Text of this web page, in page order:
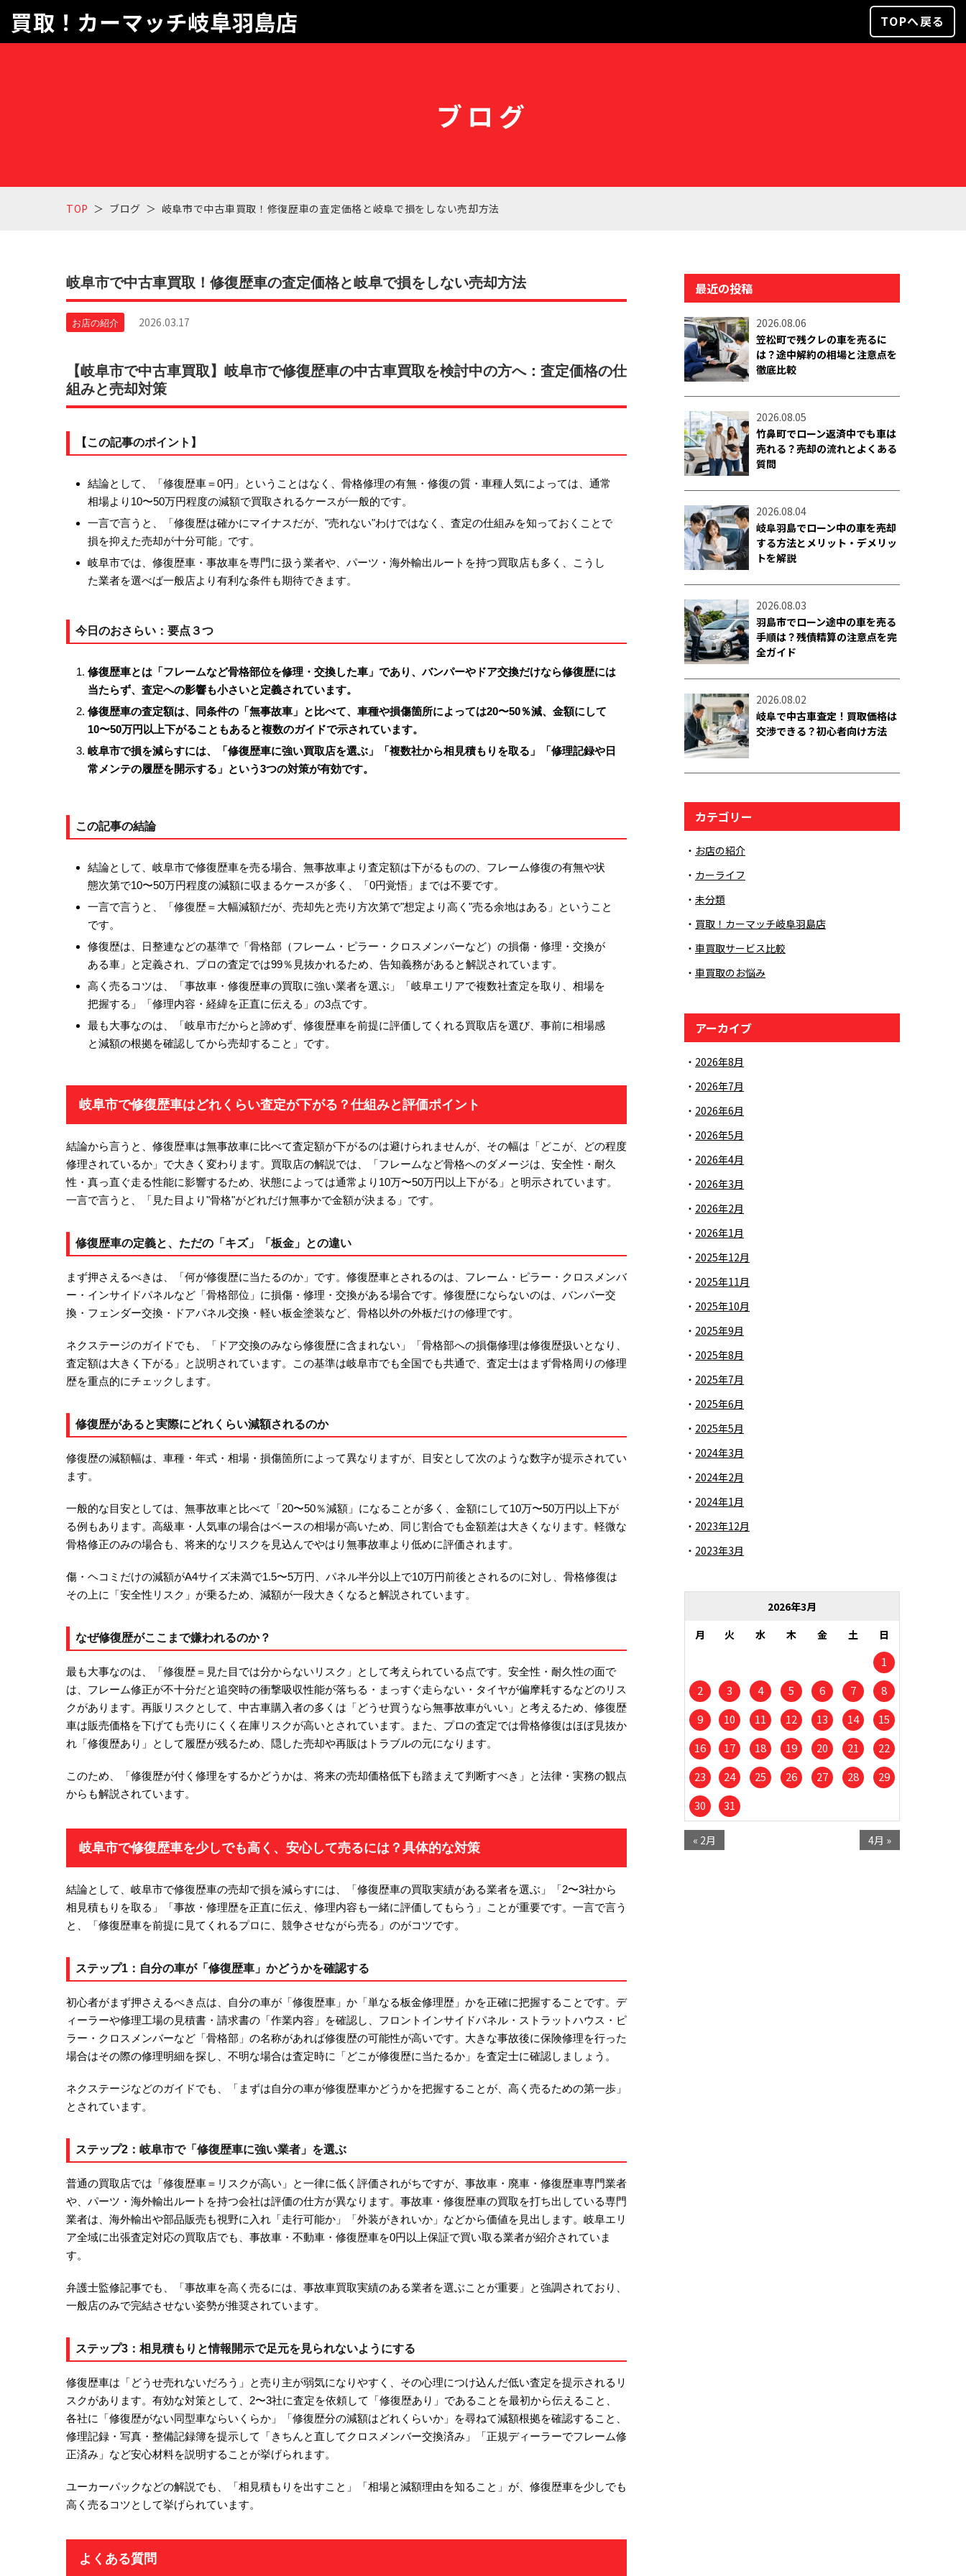
買取！カーマッチ岐阜羽島店 TOPへ戻る
ブログ
TOP ブログ 岐阜市で中古車買取！修復歴車の査定価格と岐阜で損をしない売却方法
岐阜市で中古車買取！修復歴車の査定価格と岐阜で損をしない売却方法
お店の紹介 2026.03.17
【岐阜市で中古車買取】岐阜市で修復歴車の中古車買取を検討中の方へ：査定価格の仕
組みと売却対策
【この記事のポイント】
結論として、「修復歴車＝0円」ということはなく、骨格修理の有無・修復の質・車種人気によっては、通常
相場より10〜50万円程度の減額で買取されるケースが一般的です。
一言で言うと、「修復歴は確かにマイナスだが、"売れない"わけではなく、査定の仕組みを知っておくことで
損を抑えた売却が十分可能」です。
岐阜市では、修復歴車・事故車を専門に扱う業者や、パーツ・海外輸出ルートを持つ買取店も多く、こうし
た業者を選べば一般店より有利な条件も期待できます。
今日のおさらい：要点３つ
修復歴車とは「フレームなど骨格部位を修理・交換した車」であり、バンパーやドア交換だけなら修復歴には
当たらず、査定への影響も小さいと定義されています。
修復歴車の査定額は、同条件の「無事故車」と比べて、車種や損傷箇所によっては20〜50％減、金額にして
10〜50万円以上下がることもあると複数のガイドで示されています。
岐阜市で損を減らすには、「修復歴車に強い買取店を選ぶ」「複数社から相見積もりを取る」「修理記録や日
常メンテの履歴を開示する」という3つの対策が有効です。
この記事の結論
結論として、岐阜市で修復歴車を売る場合、無事故車より査定額は下がるものの、フレーム修復の有無や状
態次第で10〜50万円程度の減額に収まるケースが多く、「0円覚悟」までは不要です。
一言で言うと、「修復歴＝大幅減額だが、売却先と売り方次第で"想定より高く"売る余地はある」ということ
です。
修復歴は、日整連などの基準で「骨格部（フレーム・ピラー・クロスメンバーなど）の損傷・修理・交換が
ある車」と定義され、プロの査定では99％見抜かれるため、告知義務があると解説されています。
高く売るコツは、「事故車・修復歴車の買取に強い業者を選ぶ」「岐阜エリアで複数社査定を取り、相場を
把握する」「修理内容・経緯を正直に伝える」の3点です。
最も大事なのは、「岐阜市だからと諦めず、修復歴車を前提に評価してくれる買取店を選び、事前に相場感
と減額の根拠を確認してから売却すること」です。
岐阜市で修復歴車はどれくらい査定が下がる？仕組みと評価ポイント
結論から言うと、修復歴車は無事故車に比べて査定額が下がるのは避けられませんが、その幅は「どこが、どの程度
修理されているか」で大きく変わります。買取店の解説では、「フレームなど骨格へのダメージは、安全性・耐久
性・真っ直ぐ走る性能に影響するため、状態によっては通常より10万〜50万円以上下がる」と明示されています。
一言で言うと、「見た目より"骨格"がどれだけ無事かで金額が決まる」です。
修復歴車の定義と、ただの「キズ」「板金」との違い
まず押さえるべきは、「何が修復歴に当たるのか」です。修復歴車とされるのは、フレーム・ピラー・クロスメンバ
ー・インサイドパネルなど「骨格部位」に損傷・修理・交換がある場合です。修復歴にならないのは、バンパー交
換・フェンダー交換・ドアパネル交換・軽い板金塗装など、骨格以外の外板だけの修理です。
ネクステージのガイドでも、「ドア交換のみなら修復歴に含まれない」「骨格部への損傷修理は修復歴扱いとなり、
査定額は大きく下がる」と説明されています。この基準は岐阜市でも全国でも共通で、査定士はまず骨格周りの修理
歴を重点的にチェックします。
修復歴があると実際にどれくらい減額されるのか
修復歴の減額幅は、車種・年式・相場・損傷箇所によって異なりますが、目安として次のような数字が提示されてい
ます。
一般的な目安としては、無事故車と比べて「20〜50％減額」になることが多く、金額にして10万〜50万円以上下が
る例もあります。高級車・人気車の場合はベースの相場が高いため、同じ割合でも金額差は大きくなります。軽微な
骨格修正のみの場合も、将来的なリスクを見込んでやはり無事故車より低めに評価されます。
傷・ヘコミだけの減額がA4サイズ未満で1.5〜5万円、パネル半分以上で10万円前後とされるのに対し、骨格修復は
その上に「安全性リスク」が乗るため、減額が一段大きくなると解説されています。
なぜ修復歴がここまで嫌われるのか？
最も大事なのは、「修復歴＝見た目では分からないリスク」として考えられている点です。安全性・耐久性の面で
は、フレーム修正が不十分だと追突時の衝撃吸収性能が落ちる・まっすぐ走らない・タイヤが偏摩耗するなどのリス
クがあります。再販リスクとして、中古車購入者の多くは「どうせ買うなら無事故車がいい」と考えるため、修復歴
車は販売価格を下げても売りにくく在庫リスクが高いとされています。また、プロの査定では骨格修復はほぼ見抜か
れ「修復歴あり」として履歴が残るため、隠した売却や再販はトラブルの元になります。
このため、「修復歴が付く修理をするかどうかは、将来の売却価格低下も踏まえて判断すべき」と法律・実務の観点
からも解説されています。
岐阜市で修復歴車を少しでも高く、安心して売るには？具体的な対策
結論として、岐阜市で修復歴車の売却で損を減らすには、「修復歴車の買取実績がある業者を選ぶ」「2〜3社から
相見積もりを取る」「事故・修理歴を正直に伝え、修理内容も一緒に評価してもらう」ことが重要です。一言で言う
と、「修復歴車を前提に見てくれるプロに、競争させながら売る」のがコツです。
ステップ1：自分の車が「修復歴車」かどうかを確認する
初心者がまず押さえるべき点は、自分の車が「修復歴車」か「単なる板金修理歴」かを正確に把握することです。デ
ィーラーや修理工場の見積書・請求書の「作業内容」を確認し、フロントインサイドパネル・ストラットハウス・ピ
ラー・クロスメンバーなど「骨格部」の名称があれば修復歴の可能性が高いです。大きな事故後に保険修理を行った
場合はその際の修理明細を探し、不明な場合は査定時に「どこが修復歴に当たるか」を査定士に確認しましょう。
ネクステージなどのガイドでも、「まずは自分の車が修復歴車かどうかを把握することが、高く売るための第一歩」
とされています。
ステップ2：岐阜市で「修復歴車に強い業者」を選ぶ
普通の買取店では「修復歴車＝リスクが高い」と一律に低く評価されがちですが、事故車・廃車・修復歴車専門業者
や、パーツ・海外輸出ルートを持つ会社は評価の仕方が異なります。事故車・修復歴車の買取を打ち出している専門
業者は、海外輸出や部品販売も視野に入れ「走行可能か」「外装がきれいか」などから価値を見出します。岐阜エリ
ア全域に出張査定対応の買取店でも、事故車・不動車・修復歴車を0円以上保証で買い取る業者が紹介されていま
す。
弁護士監修記事でも、「事故車を高く売るには、事故車買取実績のある業者を選ぶことが重要」と強調されており、
一般店のみで完結させない姿勢が推奨されています。
ステップ3：相見積もりと情報開示で足元を見られないようにする
修復歴車は「どうせ売れないだろう」と売り主が弱気になりやすく、その心理につけ込んだ低い査定を提示されるリ
スクがあります。有効な対策として、2〜3社に査定を依頼して「修復歴あり」であることを最初から伝えること、
各社に「修復歴がない同型車ならいくらか」「修復歴分の減額はどれくらいか」を尋ねて減額根拠を確認すること、
修理記録・写真・整備記録簿を提示して「きちんと直してクロスメンバー交換済み」「正規ディーラーでフレーム修
正済み」など安心材料を説明することが挙げられます。
ユーカーパックなどの解説でも、「相見積もりを出すこと」「相場と減額理由を知ること」が、修復歴車を少しでも
高く売るコツとして挙げられています。
よくある質問
最近の投稿
2026.08.06
笠松町で残クレの車を売るに
は？途中解約の相場と注意点を
徹底比較
2026.08.05
竹鼻町でローン返済中でも車は
売れる？売却の流れとよくある
質問
2026.08.04
岐阜羽島でローン中の車を売却
する方法とメリット・デメリッ
トを解説
2026.08.03
羽島市でローン途中の車を売る
手順は？残債精算の注意点を完
全ガイド
2026.08.02
岐阜で中古車査定！買取価格は
交渉できる？初心者向け方法
カテゴリー
お店の紹介
カーライフ
未分類
買取！カーマッチ岐阜羽島店
車買取サービス比較
車買取のお悩み
アーカイブ
2026年8月
2026年7月
2026年6月
2026年5月
2026年4月
2026年3月
2026年2月
2026年1月
2025年12月
2025年11月
2025年10月
2025年9月
2025年8月
2025年7月
2025年6月
2025年5月
2024年3月
2024年2月
2024年1月
2023年12月
2023年3月
2026年3月
月
火 水 木 金 土 日
1
2
3 4 5 6 7
8
9
10 11 12 13 14
15
16
17 18 19 20 21
22
23
24 25 26 27 28
29
30
31
« 2月 4月 »